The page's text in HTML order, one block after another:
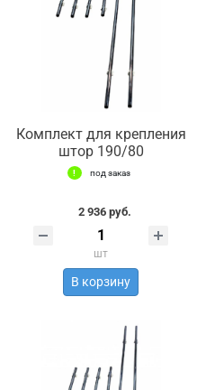
Комплект для крепления
штор 190/80
под заказ
2 936 руб.
шт
В корзину